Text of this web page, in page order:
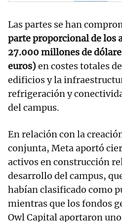
Las partes se han
parte proporcional de los
27.000 millones de
euros)en costes totales
edificios y la
refrigeración y
del campus.
En relación con la
conjunta, Meta aportó
activos en construcción
desarrollo del campus,
habían clasificado como
mientras que los fondos
Owl Capital aportaron